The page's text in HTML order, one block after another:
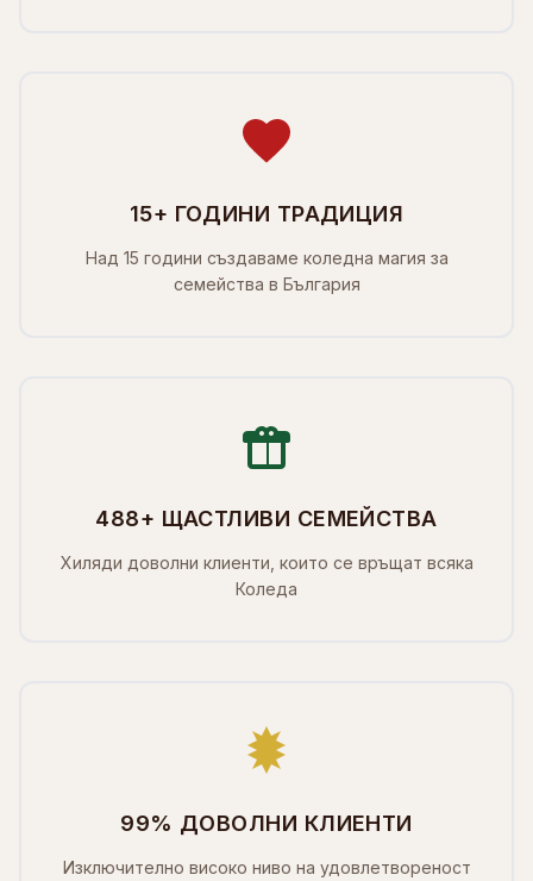
15+ ГОДИНИ ТРАДИЦИЯ
Над 15 години създаваме коледна магия за
семейства в България
488+ ЩАСТЛИВИ СЕМЕЙСТВА
Хиляди доволни клиенти, които се връщат всяка
Коледа
99% ДОВОЛНИ КЛИЕНТИ
Изключително високо ниво на удовлетвореност